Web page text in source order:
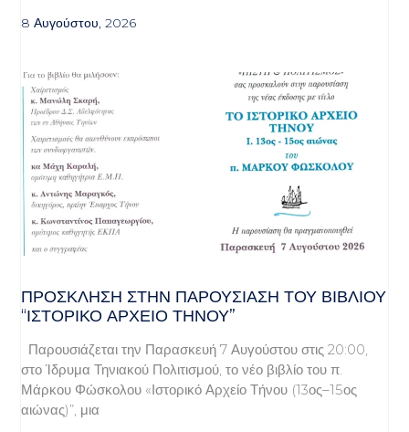
8 Αυγούστου, 2026
ΠΡΌΣΚΛΗΣΗ ΣΤΗΝ ΠΑΡΟΥΣΊΑΣΗ ΤΟΥ ΒΙΒΛΊΟΥ
“ΙΣΤΟΡΙΚΌ ΑΡΧΕΊΟ ΤΉΝΟΥ”
Παρουσιάζεται την Παρασκευή 7 Αυγούστου στις 20:00,
στο Ίδρυμα Τηνιακού Πολιτισμού, το νέο βιβλίο του π.
Μάρκου Φώσκολου «Ιστορικό Αρχείο Τήνου (13ος–15ος
αιώνας)”, μια